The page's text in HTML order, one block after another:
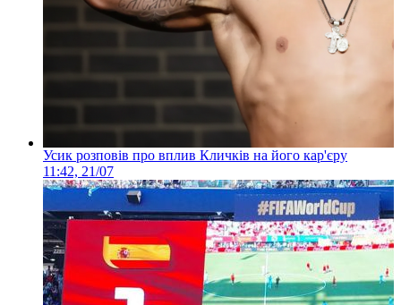
Усик розповів про вплив Кличків на його кар'єру
11:42, 21/07